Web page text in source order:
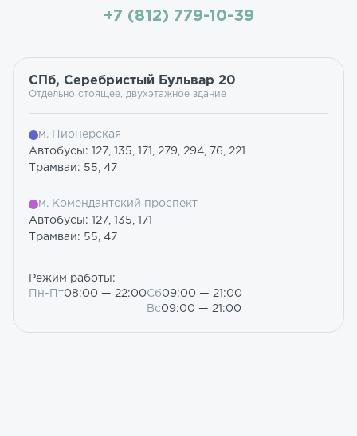
+7 (812) 779-10-39
СПб, Серебристый Бульвар 20
Отдельно стоящее, двухэтажное здание
м. Пионерская
Автобусы: 127, 135, 171, 279, 294, 76, 221
Трамваи: 55, 47
м. Комендантский проспект
Автобусы: 127, 135, 171
Трамваи: 55, 47
Режим работы:
Пн-Пт08:00 — 22:00Сб09:00 — 21:00
Вс09:00 — 21:00